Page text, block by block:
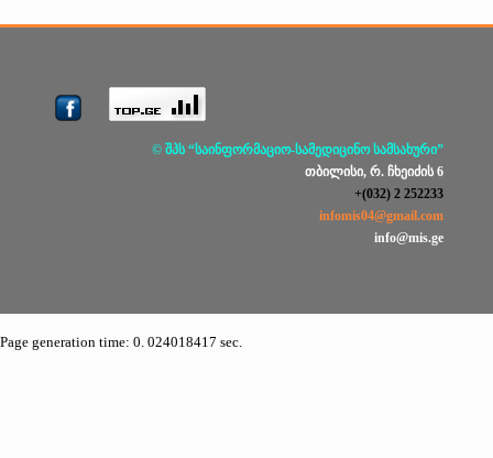
© შპს “საინფორმაციო-სამედიცინო სამსახური”
თბილისი, რ. ჩხეიძის 6
+(032) 2 252233
infomis04@gmail.com
info@mis.ge
Page generation time: 0. 024018417 sec.